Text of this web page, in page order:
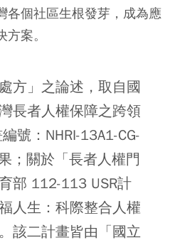
各個社區生根發芽，成為應
案。
方」之論述，取自國
長者人權保障之跨領
號：NHRI-13A1-CG-
；關於「長者人權門
部 112-113 USR計
人生：科際整合人權
該二計畫皆由「國立